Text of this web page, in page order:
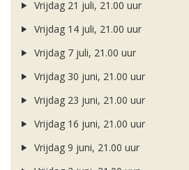
Vrijdag 21 juli, 21.00 uur
Vrijdag 14 juli, 21.00 uur
Vrijdag 7 juli, 21.00 uur
Vrijdag 30 juni, 21.00 uur
Vrijdag 23 juni, 21.00 uur
Vrijdag 16 juni, 21.00 uur
Vrijdag 9 juni, 21.00 uur